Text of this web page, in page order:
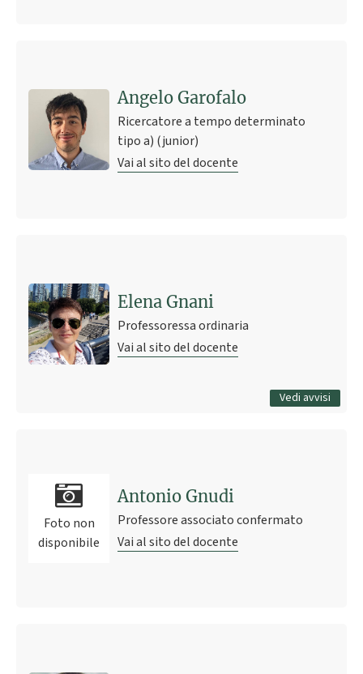
Angelo Garofalo
Ricercatore a tempo determinato
tipo a) (junior)
Vai al sito del docente
Elena Gnani
Professoressa ordinaria
Vai al sito del docente
Vedi avvisi
11 giugno 2020 18:58
Tutti gli avvisi
Foto non
disponibile
Antonio Gnudi
Professore associato confermato
Vai al sito del docente